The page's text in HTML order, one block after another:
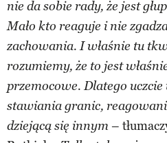
nie da sobie rady, że jest
Mało kto reaguje i nie
zachowania. I właśnie tu
rozumiemy, że to jest
przemocowe. Dlatego
stawiania granic,
dziejącą się innym –